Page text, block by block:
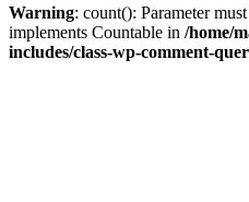
Warning: count(): Parameter
implements Countable in /home/
includes/class-wp-comment-